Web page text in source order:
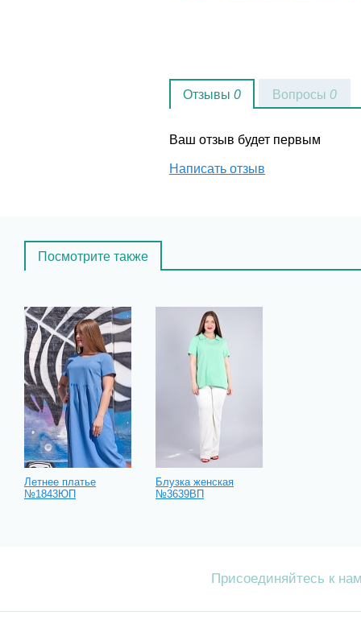
Отзывы 0
Ваш отзыв будет первым
Написать отзыв
Вопросы 0
Посмотрите также
Летнее платье
№1843ЮП
Блузка женская
№3639ВП
Присоединяйтесь к